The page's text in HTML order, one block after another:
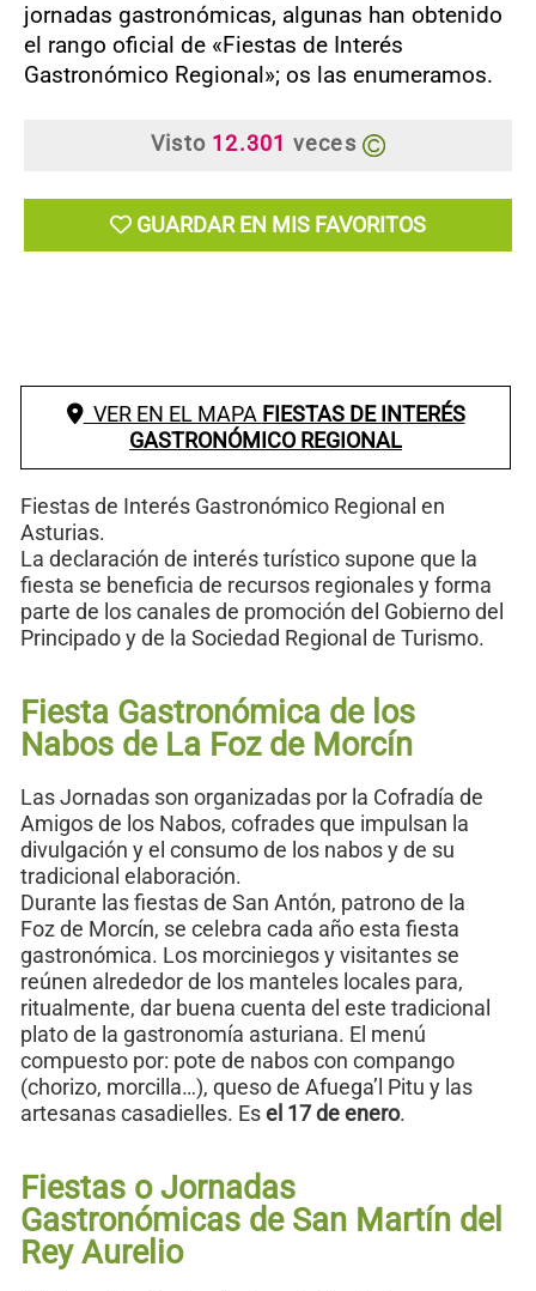
jornadas gastronómicas, algunas han obtenido
el rango oficial de «Fiestas de Interés
Gastronómico Regional»; os las enumeramos.
Visto 12.301 veces
GUARDAR EN MIS FAVORITOS
VER EN EL MAPA FIESTAS DE INTERÉS
GASTRONÓMICO REGIONAL
Fiestas de Interés Gastronómico Regional en
Asturias.
La declaración de interés turístico supone que la
fiesta se beneficia de recursos regionales y forma
parte de los canales de promoción del Gobierno del
Principado y de la Sociedad Regional de Turismo.
Fiesta Gastronómica de los
Nabos de La Foz de Morcín
Las Jornadas son organizadas por la Cofradía de
Amigos de los Nabos, cofrades que impulsan la
divulgación y el consumo de los nabos y de su
tradicional elaboración.
Durante las fiestas de San Antón, patrono de la
Foz de Morcín, se celebra cada año esta fiesta
gastronómica. Los morciniegos y visitantes se
reúnen alrededor de los manteles locales para,
ritualmente, dar buena cuenta del este tradicional
plato de la gastronomía asturiana. El menú
compuesto por: pote de nabos con compango
(chorizo, morcilla…), queso de Afuega’l Pitu y las
artesanas casadielles. Esel 17 de enero.
Fiestas o Jornadas
Gastronómicas de San Martín del
Rey Aurelio